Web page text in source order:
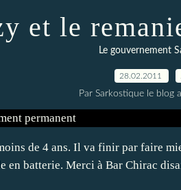
et le
Le gouvernement
28.02.2011
Par Sarkostique le blog
de 4 ans. Il va finir par faire
en batterie. Merci à Bar Chirac